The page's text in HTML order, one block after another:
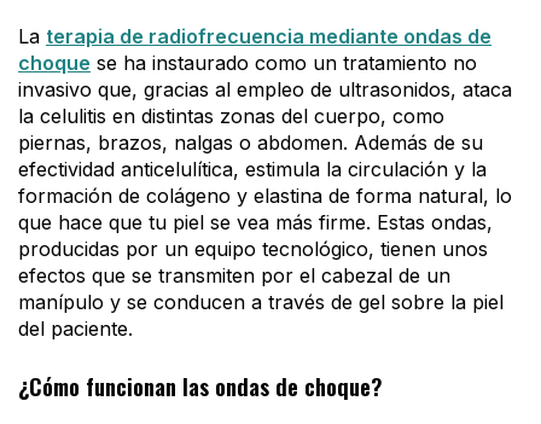
La terapia de radiofrecuencia mediante ondas de
choque se ha instaurado como un tratamiento no
invasivo que, gracias al empleo de ultrasonidos, ataca
la celulitis en distintas zonas del cuerpo, como
piernas, brazos, nalgas o abdomen. Además de su
efectividad anticelulítica, estimula la circulación y la
formación de colágeno y elastina de forma natural, lo
que hace que tu piel se vea más firme. Estas ondas,
producidas por un equipo tecnológico, tienen unos
efectos que se transmiten por el cabezal de un
manípulo y se conducen a través de gel sobre la piel
del paciente.
¿Cómo funcionan las ondas de choque?